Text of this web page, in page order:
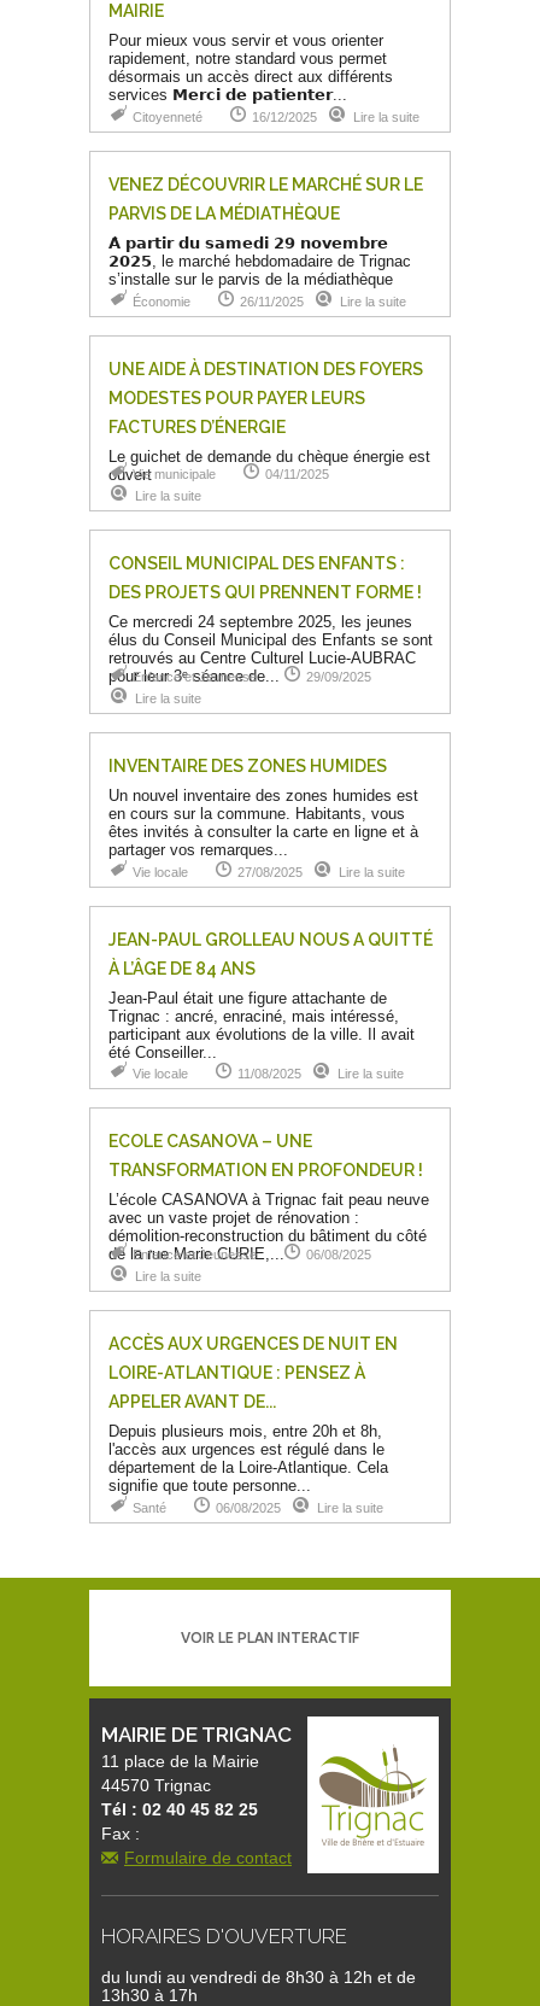
MAIRIE
Pour mieux vous servir et vous orienter
rapidement, notre standard vous permet
désormais un accès direct aux différents
services 𝗠𝗲𝗿𝗰𝗶 𝗱𝗲 𝗽𝗮𝘁𝗶𝗲𝗻𝘁𝗲𝗿...
Citoyenneté 16/12/2025 Lire la suite
VENEZ DÉCOUVRIR LE MARCHÉ SUR LE
PARVIS DE LA MÉDIATHÈQUE
𝗔̀ 𝗽𝗮𝗿𝘁𝗶𝗿 𝗱𝘂 𝘀𝗮𝗺𝗲𝗱𝗶 𝟮𝟵 𝗻𝗼𝘃𝗲𝗺𝗯𝗿𝗲
𝟮𝟬𝟮𝟱, le marché hebdomadaire de Trignac
s’installe sur le parvis de la médiathèque
Économie 26/11/2025 Lire la suite
UNE AIDE À DESTINATION DES FOYERS
MODESTES POUR PAYER LEURS
FACTURES D’ÉNERGIE
Le guichet de demande du chèque énergie est
ouvertVie municipale
04/11/2025
Lire la suite
CONSEIL MUNICIPAL DES ENFANTS :
DES PROJETS QUI PRENNENT FORME !
Ce mercredi 24 septembre 2025, les jeunes
élus du Conseil Municipal des Enfants se sont
retrouvés au Centre Culturel Lucie-AUBRAC
pour leur 3ᵉ séance de...
Enfance et Jeunesse
29/09/2025
Lire la suite
INVENTAIRE DES ZONES HUMIDES
Un nouvel inventaire des zones humides est
en cours sur la commune. Habitants, vous
êtes invités à consulter la carte en ligne et à
partager vos remarques...
Vie locale 27/08/2025 Lire la suite
JEAN-PAUL GROLLEAU NOUS A QUITTÉ
À L’ÂGE DE 84 ANS
Jean-Paul était une figure attachante de
Trignac : ancré, enraciné, mais intéressé,
participant aux évolutions de la ville. Il avait
été Conseiller...
Vie locale 11/08/2025 Lire la suite
ECOLE CASANOVA – UNE
TRANSFORMATION EN PROFONDEUR !
L’école CASANOVA à Trignac fait peau neuve
avec un vaste projet de rénovation :
démolition-reconstruction du bâtiment du côté
de la rue Marie CURIE,...
Enfance et Jeunesse
06/08/2025
Lire la suite
ACCÈS AUX URGENCES DE NUIT EN
LOIRE-ATLANTIQUE : PENSEZ À
APPELER AVANT DE...
Depuis plusieurs mois, entre 20h et 8h,
l'accès aux urgences est régulé dans le
département de la Loire-Atlantique. Cela
signifie que toute personne...
Santé 06/08/2025 Lire la suite
VOIR LE PLAN INTERACTIF
MAIRIE DE TRIGNAC
11 place de la Mairie
44570 Trignac
Tél : 02 40 45 82 25
Fax :
Formulaire de contact
HORAIRES D'OUVERTURE
du lundi au vendredi de 8h30 à 12h et de
13h30 à 17h